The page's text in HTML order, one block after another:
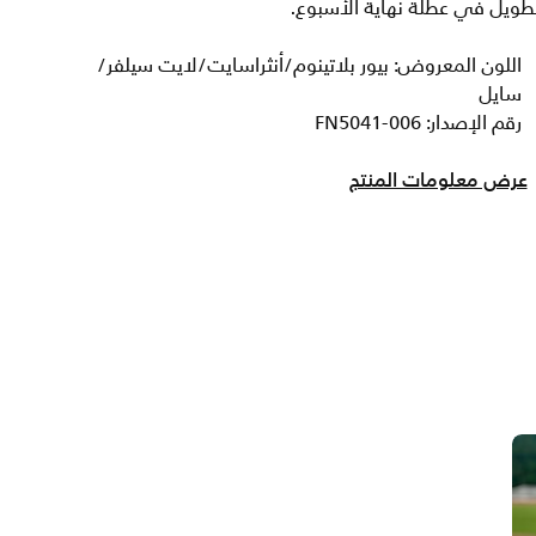
في عطلة نهاية الأسبوع.
اللون المعروض: بيور بلاتينوم/أنثراسايت/لايت سيلفر/
سايل
رقم الإصدار: FN5041-006
عرض معلومات المنتج